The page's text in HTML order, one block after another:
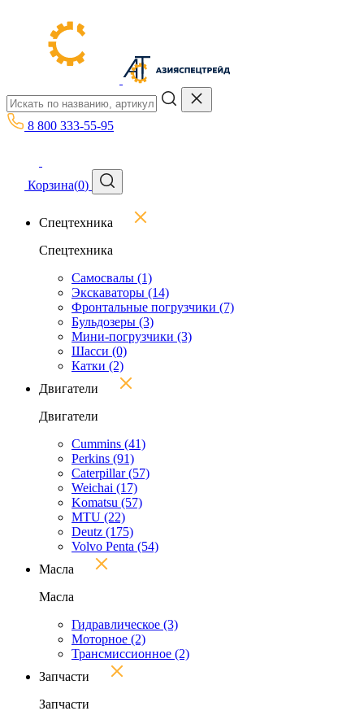
8 800 333-55-95
Корзина(0)
Спецтехника
Спецтехника
Самосвалы (1)
Экскаваторы (14)
Фронтальные погрузчики (7)
Бульдозеры (3)
Мини-погрузчики (3)
Шасси (0)
Катки (2)
Двигатели
Двигатели
Cummins (41)
Perkins (91)
Caterpillar(57)
Weichai (17)
Komatsu (57)
MTU (22)
Deutz (175)
Volvo Penta (54)
Масла
Масла
Гидравлическое (3)
Моторное (2)
Трансмиссионное (2)
Запчасти
Запчасти